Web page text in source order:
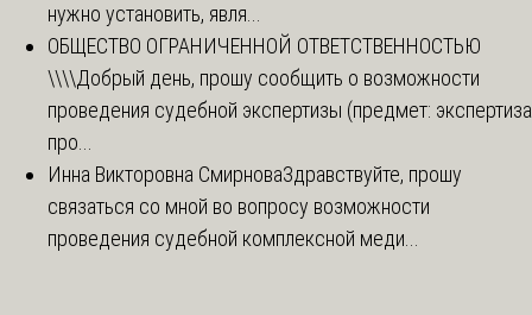
нужно установить, явля...
ОБЩЕСТВО ОГРАНИЧЕННОЙ ОТВЕТСТВЕННОСТЬЮ
\\\\Добрый день, прошу сообщить о возможности
проведения судебной экспертизы (предмет: экспертиза
про...
Инна Викторовна СмирноваЗдравствуйте, прошу
связаться со мной во вопросу возможности
проведения судебной комплексной меди...